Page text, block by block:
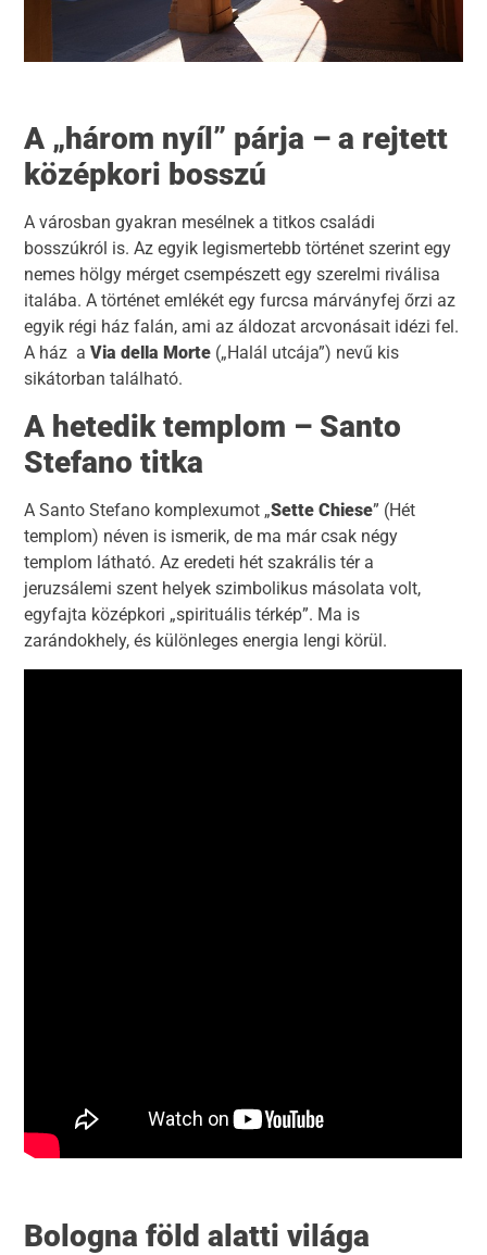
A „három nyíl” párja – a rejtett
középkori bosszú
A városban gyakran mesélnek a titkos családi
bosszúkról is. Az egyik legismertebb történet szerint egy
nemes hölgy mérget csempészett egy szerelmi riválisa
italába. A történet emlékét egy furcsa márványfej őrzi az
egyik régi ház falán, ami az áldozat arcvonásait idézi fel.
A ház aVia della Morte („Halál utcája”) nevű kis
sikátorban található.
A hetedik templom – Santo
Stefano titka
A Santo Stefano komplexumot „Sette Chiese” (Hét
templom) néven is ismerik, de ma már csak négy
templom látható. Az eredeti hét szakrális tér a
jeruzsálemi szent helyek szimbolikus másolata volt,
egyfajta középkori „spirituális térkép”. Ma is
zarándokhely, és különleges energia lengi körül.
Bologna föld alatti világa